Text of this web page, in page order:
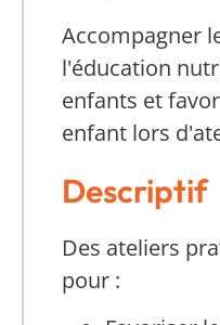
Accompagner
l'éducation
enfants et
enfant lors
Descriptif
Des ateliers
pour :